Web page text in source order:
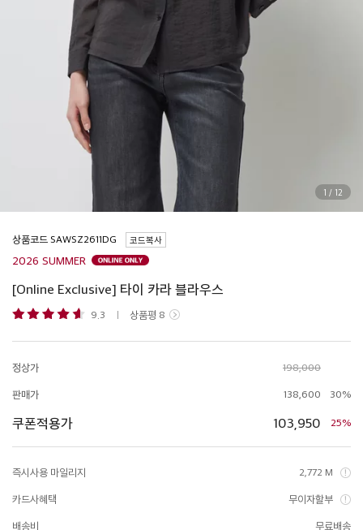
1 / 12
상품코드 코드복사
2026 SUMMER
[Online Exclusive] 타이 카라 블라우스
9.3 상품평 8
정상가 198,000
판매가 138,600 30%
쿠폰적용가 103,950 25%
즉시사용 마일리지 2,772 M
카드사혜택 무이자할부
배송비 무료배송